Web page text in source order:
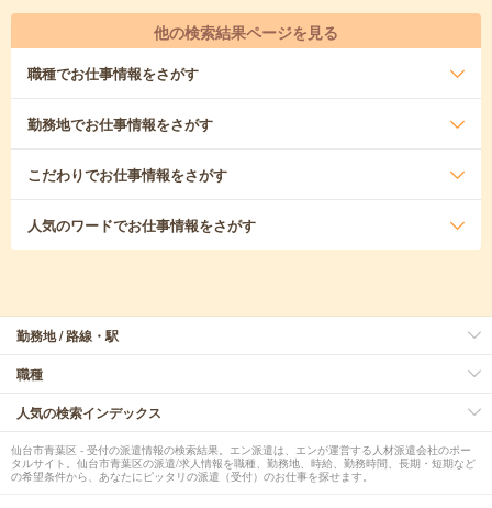
他の検索結果ページを見る
職種でお仕事情報をさがす
勤務地でお仕事情報をさがす
こだわりでお仕事情報をさがす
人気のワードでお仕事情報をさがす
勤務地 / 路線・駅
職種
人気の検索インデックス
仙台市青葉区 - 受付の派遣情報の検索結果。エン派遣は、エンが運営する人材派遣会社のポー
タルサイト。仙台市青葉区の派遣/求人情報を職種、勤務地、時給、勤務時間、長期・短期など
の希望条件から、あなたにピッタリの派遣（受付）のお仕事を探せます。